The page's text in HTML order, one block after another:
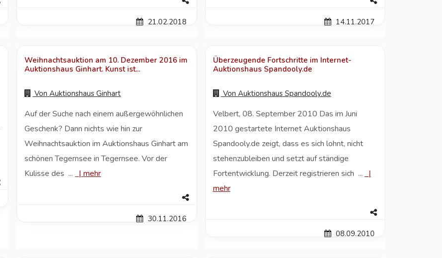
21.02.2018 14.11.2017
Weihnachtsauktion am 10. Dezember 2016 im
Auktionshaus Ginhart. Kunst ist...
VonAuktionshaus Ginhart
Auf der Suche nach einem außergewöhnlichen
Geschenk? Dann nichts wie hin zur
Weihnachtsauktion im Auktionshaus Ginhart am
schönen Tegernsee in Tegernsee. Vor der
Kulisse des ...
|mehr
30.11.2016
Überzeugende Fortschritte im Internet-
Auktionshaus Spandooly.de
Von Auktionshaus Spandooly.de
Velbert, 08. September 2010 Das im Juni
2010 gestartete Internet Auktionshaus
Spandooly.de zeigt, dass es sich lohnt, nicht
stehenzubleiben und setzt auf ständige
Fortentwicklung. Derzeit registrieren sich ...
|
mehr
08.09.2010